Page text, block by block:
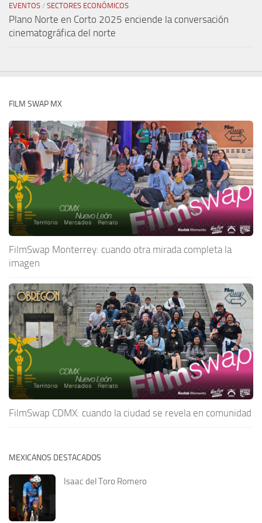
EVENTOS / SECTORES ECONÓMICOS
Plano Norte en Corto 2025 enciende la conversación
cinematográfica del norte
FILM SWAP MX
FilmSwap Monterrey: cuando otra mirada completa la
imagen
FilmSwap CDMX: cuando la ciudad se revela en comunidad
MEXICANOS DESTACADOS
Isaac del Toro Romero